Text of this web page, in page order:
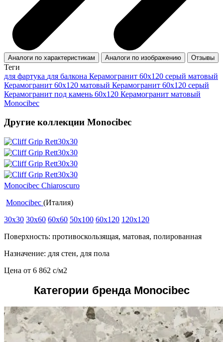
Аналоги по характеристикам Аналоги по изображению Отзывы
Теги
для фартука для балкона Керамогранит 60x120 серый матовый
Керамогранит 60x120 матовый Керамогранит 60х120 серый
Керамогранит под камень 60x120 Керамогранит матовый
Monocibec
Другие коллекции Monocibec
Monocibec Chiaroscuro
Monocibec (Италия)
30x30 30x60 60x60 50x100 60x120 120x120
Поверхность: противоскользящая, матовая, полированная
Назначение: для стен, для пола
Цена от 6 862 c/м2
Категории бренда Monocibec